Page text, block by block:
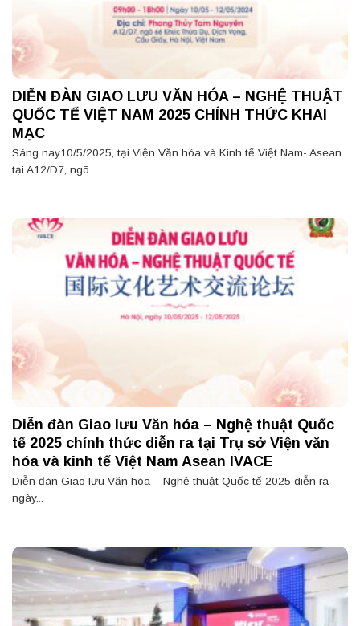
DIỄN ĐÀN GIAO LƯU VĂN HÓA – NGHỆ THUẬT
QUỐC TẾ VIỆT NAM 2025 CHÍNH THỨC KHAI
MẠC
Sáng nay10/5/2025, tại Viện Văn hóa và Kinh tế Việt Nam- Asean
tại A12/D7, ngõ...
Diễn đàn Giao lưu Văn hóa – Nghệ thuật Quốc
tế 2025 chính thức diễn ra tại Trụ sở Viện văn
hóa và kinh tế Việt Nam Asean IVACE
Diễn đàn Giao lưu Văn hóa – Nghệ thuật Quốc tế 2025 diễn ra
ngày...